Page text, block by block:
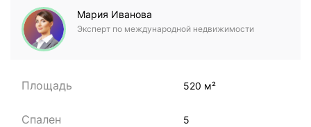
Мария Иванова
Эксперт по международной недвижимости
Площадь 520 м²
Спален 5